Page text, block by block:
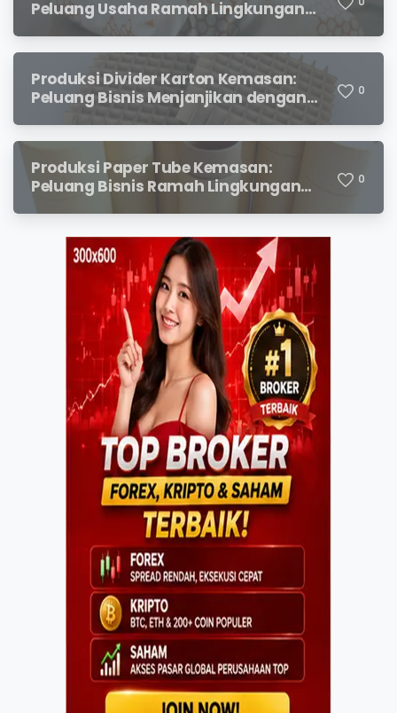
Peluang Usaha Ramah Lingkungan
yang Menjanjikan
Produksi Divider Karton Kemasan:
Peluang Bisnis Menjanjikan dengan
Permintaan yang Terus Meningkat
0
Produksi Paper Tube Kemasan:
Peluang Bisnis Ramah Lingkungan
0